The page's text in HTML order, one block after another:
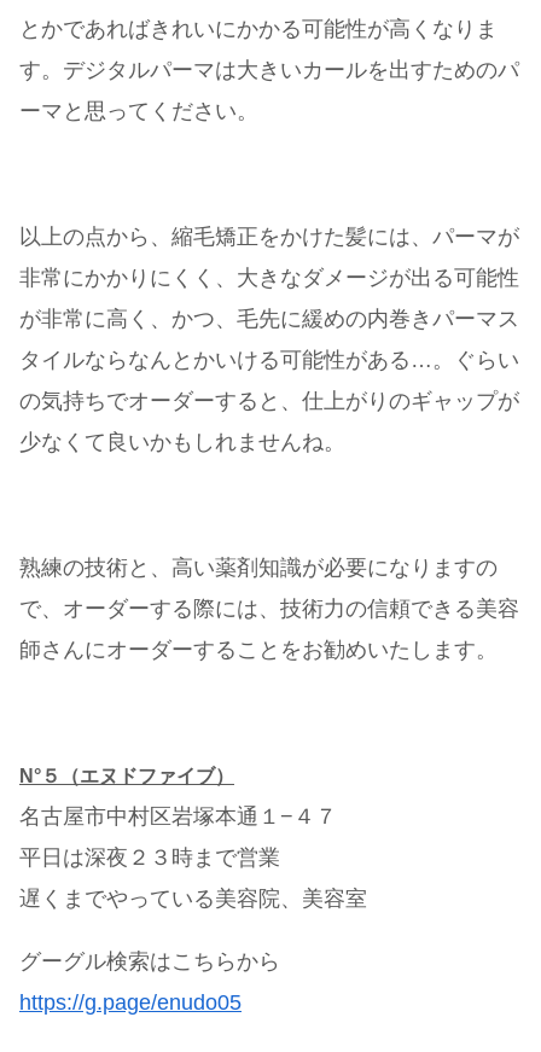
とかであればきれいにかかる可能性が高くなりま
す。デジタルパーマは大きいカールを出すためのパ
ーマと思ってください。
以上の点から、縮毛矯正をかけた髪には、パーマが
非常にかかりにくく、大きなダメージが出る可能性
が非常に高く、かつ、毛先に緩めの内巻きパーマス
タイルならなんとかいける可能性がある…。ぐらい
の気持ちでオーダーすると、仕上がりのギャップが
少なくて良いかもしれませんね。
熟練の技術と、高い薬剤知識が必要になりますの
で、オーダーする際には、技術力の信頼できる美容
師さんにオーダーすることをお勧めいたします。
N°５（エヌドファイブ）
名古屋市中村区岩塚本通１−４７
平日は深夜２３時まで営業
遅くまでやっている美容院、美容室
グーグル検索はこちらから
https://g.page/enudo05